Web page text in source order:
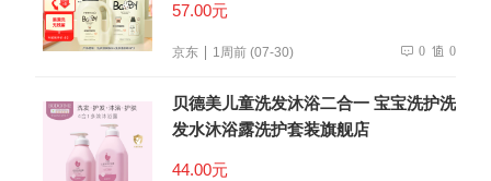
57.00元
京东 1周前 (07-30) 0 0
贝德美儿童洗发沐浴二合一 宝宝洗护洗
发水沐浴露洗护套装旗舰店
44.00元